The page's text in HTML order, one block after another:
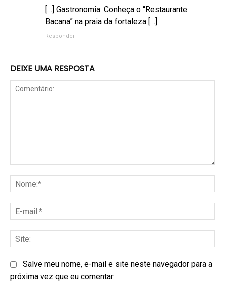
[…] Gastronomia: Conheça o “Restaurante
Bacana” na praia da fortaleza […]
Responder
DEIXE UMA RESPOSTA
Salve meu nome, e-mail e site neste navegador para a
próxima vez que eu comentar.